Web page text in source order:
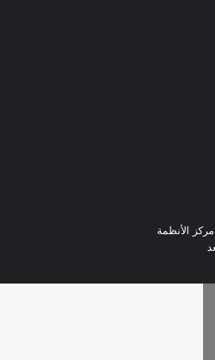
2 لونيسي علي - مركز الأنظمة